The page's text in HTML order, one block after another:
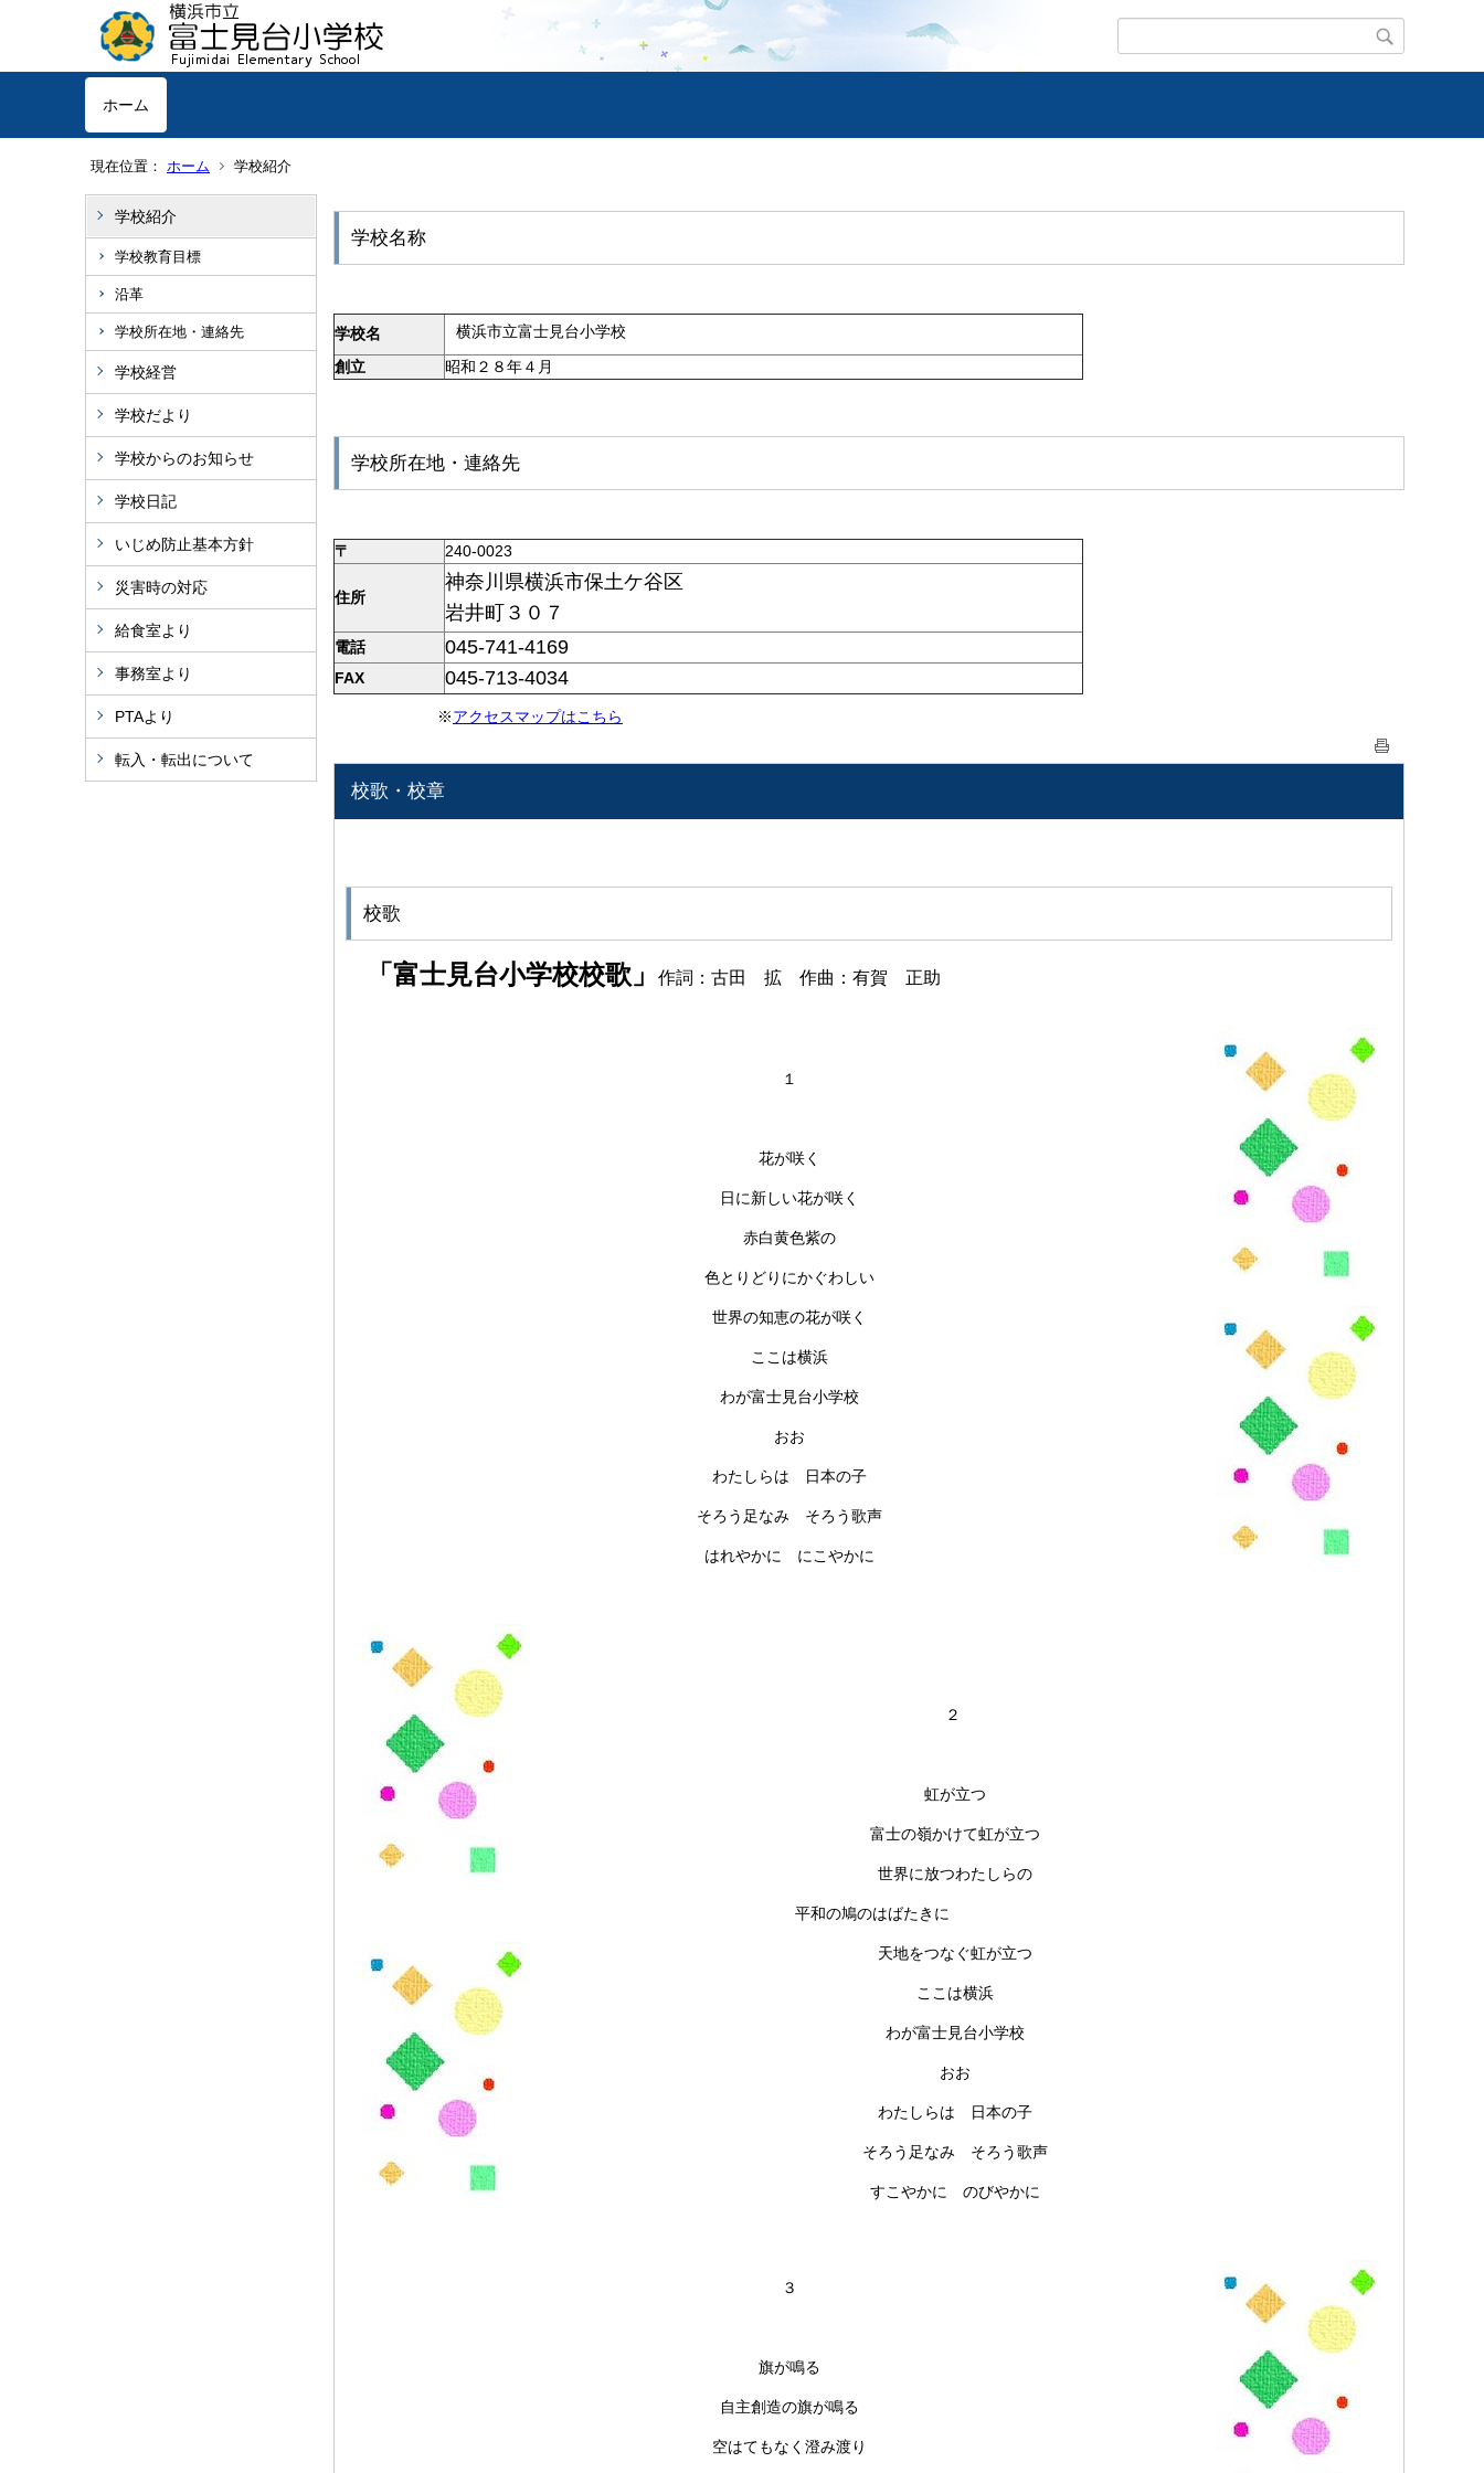
ホーム
現在位置： ホーム 学校紹介
学校紹介
学校教育目標
沿革
学校所在地・連絡先
学校経営
学校だより
学校からのお知らせ
学校日記
いじめ防止基本方針
災害時の対応
給食室より
事務室より
PTAより
転入・転出について
学校名称
学校名
横浜市立富士見台小学校
創立
昭和２８年４月
学校所在地・連絡先
〒 240-0023
住所
神奈川県横浜市保土ケ谷区
岩井町３０７
電話 045-741-4169
FAX 045-713-4034
※アクセスマップはこちら
校歌・校章
校歌
「富士見台小学校校歌」 作詞：古田 拡 作曲：有賀 正助
１
花が咲く
日に新しい花が咲く
赤白黄色紫の
色とりどりにかぐわしい
世界の知恵の花が咲く
ここは横浜
わが富士見台小学校
おお
わたしらは 日本の子
そろう足なみ そろう歌声
はれやかに にこやかに
２
虹が立つ
富士の嶺かけて虹が立つ
世界に放つわたしらの
平和の鳩のはばたきに
天地をつなぐ虹が立つ
ここは横浜
わが富士見台小学校
おお
わたしらは 日本の子
そろう足なみ そろう歌声
すこやかに のびやかに
３
旗が鳴る
自主創造の旗が鳴る
空はてもなく澄み渡り